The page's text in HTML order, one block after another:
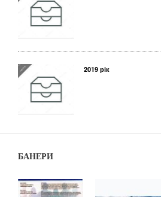
2019 рік
БАНЕРИ